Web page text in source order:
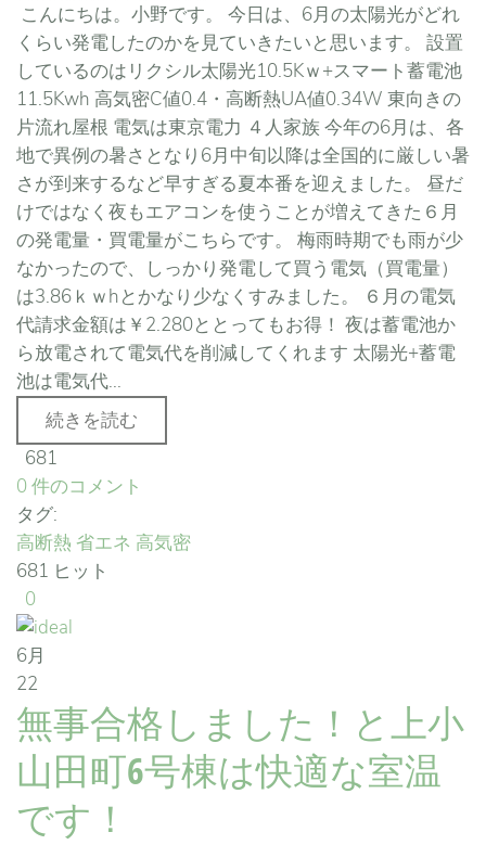
こんにちは。小野です。 今日は、6月の太陽光がどれ
くらい発電したのかを見ていきたいと思います。 設置
しているのはリクシル太陽光10.5Kｗ+スマート蓄電池
11.5Kwh 高気密C値0.4・高断熱UA値0.34W 東向きの
片流れ屋根 電気は東京電力 ４人家族 今年の6月は、各
地で異例の暑さとなり6月中旬以降は全国的に厳しい暑
さが到来するなど早すぎる夏本番を迎えました。 昼だ
けではなく夜もエアコンを使うことが増えてきた６月
の発電量・買電量がこちらです。 梅雨時期でも雨が少
なかったので、しっかり発電して買う電気（買電量）
は3.86ｋｗhとかなり少なくすみました。 ６月の電気
代請求金額は￥2.280ととってもお得！ 夜は蓄電池か
ら放電されて電気代を削減してくれます 太陽光+蓄電
池は電気代...
続きを読む
681
0 件のコメント
タグ:
高断熱 省エネ 高気密
681 ヒット
0
6月
22
無事合格しました！と上小
山田町6号棟は快適な室温
です！